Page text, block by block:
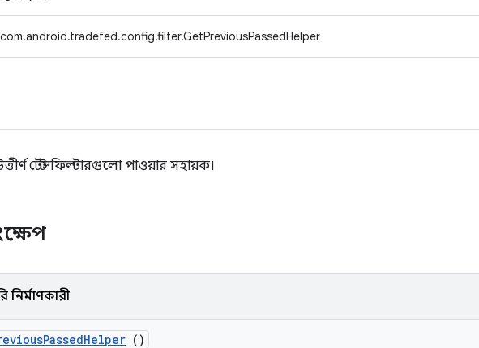
com.android.tradefed.config.filter.GetPreviousPassedHelper
টেস্ট ফিল্টারগুলো পাওয়ার সহায়ক।
নির্মাণকারী
PassedHelper ()